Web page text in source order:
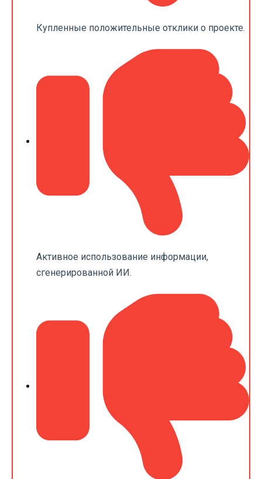
Купленные положительные отклики о проекте.
Активное использование информации,
сгенерированной ИИ.